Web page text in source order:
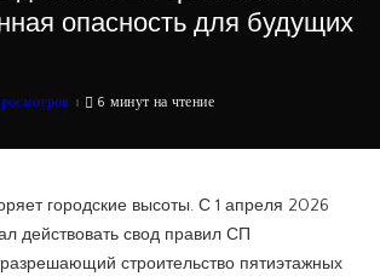
опасность для будущих
6 минут на чтение
городские высоты. С 1 апреля 2026
действовать свод правил СП
разрешающий строительство пятиэтажных